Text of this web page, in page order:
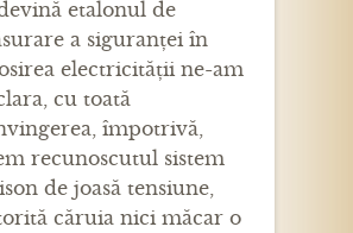
etalonul de
a siguranței în
electricității ne-am
cu toată
împotrivă,
recunoscutul sistem
de joasă tensiune,
căruia nici măcar o